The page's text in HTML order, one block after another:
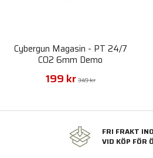
Cybergun Magasin - PT 24/7
CO2 6mm Demo
199 kr 349 kr
FRI FRAKT
VID KÖP FÖR